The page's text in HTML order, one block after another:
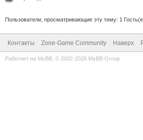
Пользователи, просматривающие эту тему: 1
Контакты Zone-Game Community Наверх
Работает на MyBB , © 2002-2026 MyBB Group